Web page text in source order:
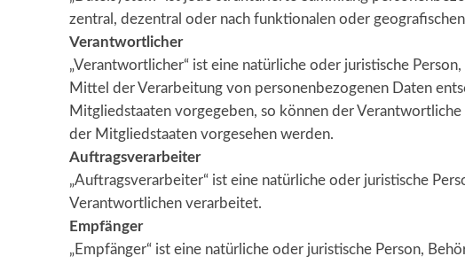
zentral, dezentral oder nach funktionalen oder
Verantwortlicher
„Verantwortlicher“ ist eine natürliche oder juristische
Mittel der Verarbeitung von personenbezogenen Daten
Mitgliedstaaten vorgegeben, so können der
der Mitgliedstaaten vorgesehen werden.
Auftragsverarbeiter
„Auftragsverarbeiter“ ist eine natürliche oder juristische
Verantwortlichen verarbeitet.
Empfänger
„Empfänger“ ist eine natürliche oder juristische Person,